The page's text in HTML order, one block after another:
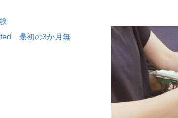
最初の3か月無